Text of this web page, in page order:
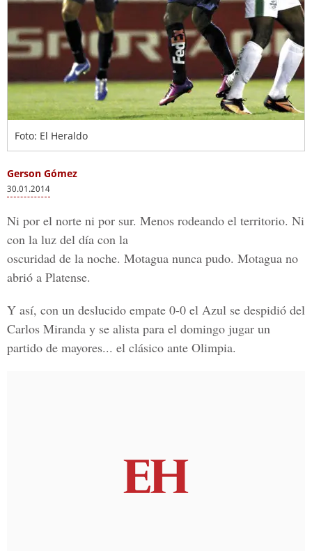
Foto: El Heraldo
Gerson Gómez
30.01.2014
Ni por el norte ni por sur. Menos rodeando el territorio. Ni
con la luz del día con la
oscuridad de la noche. Motagua nunca pudo. Motagua no
abrió a Platense.
Y así, con un deslucido empate 0-0 el Azul se despidió del
Carlos Miranda y se alista para el domingo jugar un
partido de mayores... el clásico ante Olimpia.